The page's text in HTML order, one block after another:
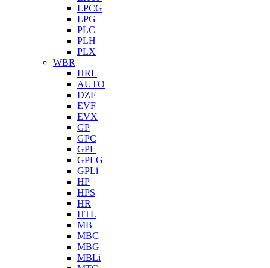
LPCG
LPG
PLC
PLH
PLX
WBR
HRL
AUTO
DZF
EVF
EVX
GP
GPC
GPL
GPLG
GPLi
HP
HPS
HR
HTL
MB
MBC
MBG
MBLi